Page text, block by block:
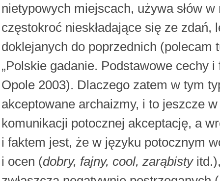
nietypowych miejscach, używa słów
częstokroć nieskładające się ze
doklejanych do poprzednich (polecam
„Polskie gadanie. Podstawowe cechy
Opole 2003). Dlaczego zatem w tym
akceptowane archaizmy, i to jeszcze
komunikacji potocznej akceptację, a
i faktem jest, że w języku potocznym
i ocen (dobry, fajny, cool, zarąbisty